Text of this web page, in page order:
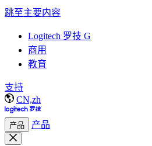
跳至主要内容
Logitech 罗技 G
商用
教育
支持
CN,zh
产品 产品